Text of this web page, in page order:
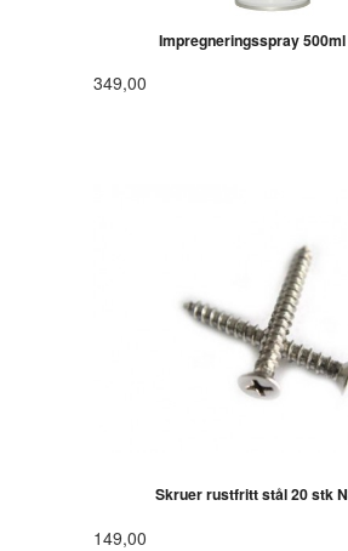
Impregneringsspray
349,00
Skruer rustfritt stål 20 stk
149,00